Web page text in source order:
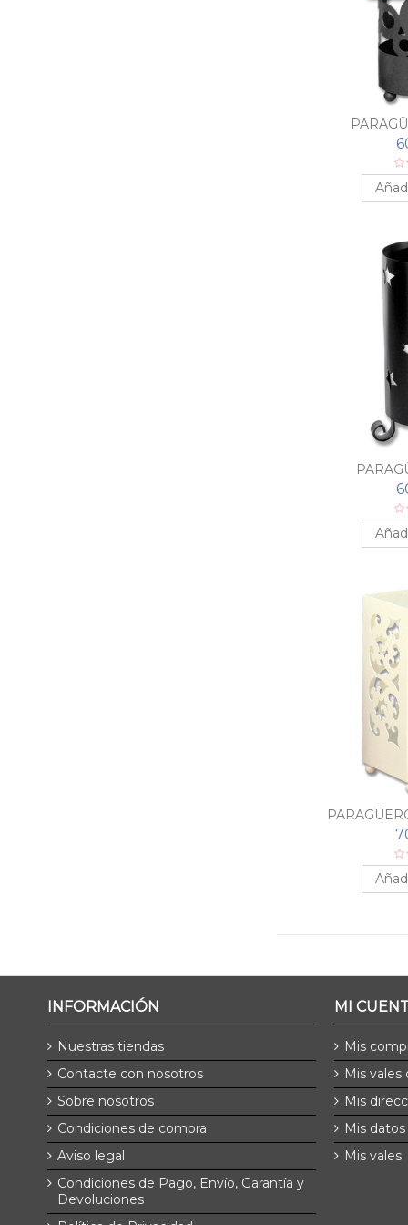
INFORMACIÓN
Nuestras tiendas
Contacte con nosotros
Sobre nosotros
Condiciones de compra
Aviso legal
Condiciones de Pago, Envío, Garantía y
Devoluciones
MI
Mis
Mis
Mis
Mis
Mis vales